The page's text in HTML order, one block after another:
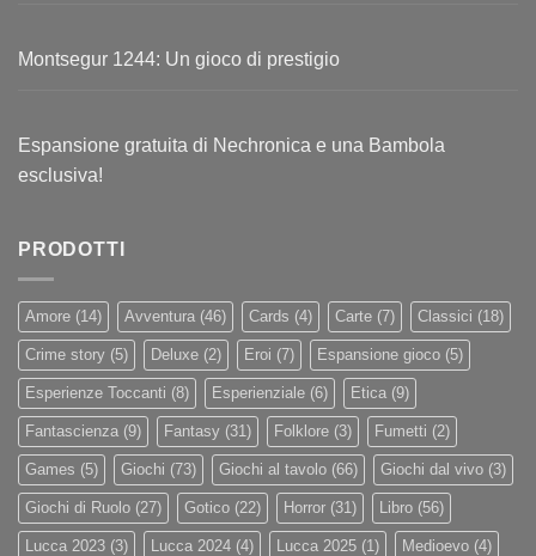
Montsegur 1244: Un gioco di prestigio
Espansione gratuita di Nechronica e una Bambola
esclusiva!
PRODOTTI
Amore (14) Avventura (46) Cards (4) Carte (7) Classici (18)
Crime story (5) Deluxe (2) Eroi (7) Espansione gioco (5)
Esperienze Toccanti (8) Esperienziale (6) Etica (9)
Fantascienza (9) Fantasy (31) Folklore (3) Fumetti (2)
Games (5) Giochi (73) Giochi al tavolo (66) Giochi dal vivo (3)
Giochi di Ruolo (27) Gotico (22) Horror (31) Libro (56)
Lucca 2023 (3) Lucca 2024 (4) Lucca 2025 (1) Medioevo (4)